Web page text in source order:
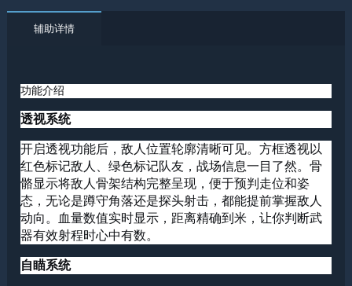
辅助详情
功能介绍
透视系统
开启透视功能后，敌人位置轮廓清晰可见。方框透视以
红色标记敌人、绿色标记队友，战场信息一目了然。骨
骼显示将敌人骨架结构完整呈现，便于预判走位和姿
态，无论是蹲守角落还是探头射击，都能提前掌握敌人
动向。血量数值实时显示，距离精确到米，让你判断武
器有效射程时心中有数。
自瞄系统